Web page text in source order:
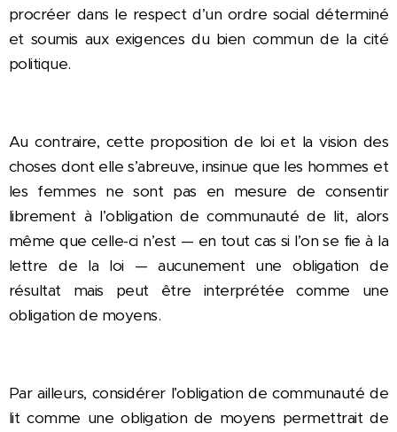
procréer dans le respect d’un ordre social déterminé
et soumis aux exigences du bien commun de la cité
politique.
Au contraire, cette proposition de loi et la vision des
choses dont elle s’abreuve, insinue que les hommes et
les femmes ne sont pas en mesure de consentir
librement à l’obligation de communauté de lit, alors
même que celle-ci n’est — en tout cas si l’on se fie à la
lettre de la loi — aucunement une obligation de
résultat mais peut être interprétée comme une
obligation de moyens.
Par ailleurs, considérer l’obligation de communauté de
lit comme une obligation de moyens permettrait de